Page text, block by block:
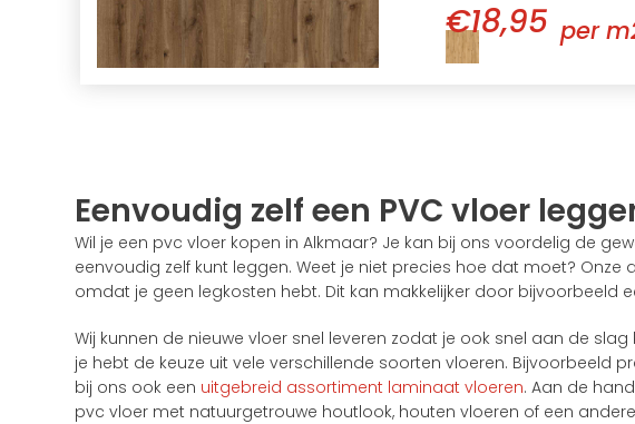
€18,95 per
Eenvoudig zelf een PVC vloer
Wil je een pvc vloer kopen in Alkmaar? Je kan bij ons voordelig de
eenvoudig zelf kunt leggen. Weet je niet precies hoe dat moet?
omdat je geen legkosten hebt. Dit kan makkelijker door bijvoorbeeld
Wij kunnen de nieuwe vloer snel leveren zodat je ook snel aan de
je hebt de keuze uit vele verschillende soorten vloeren. Bijvoorbeeld
bij ons ook een uitgebreid assortiment laminaat vloeren. Aan de
pvc vloer met natuurgetrouwe houtlook, houten vloeren of een